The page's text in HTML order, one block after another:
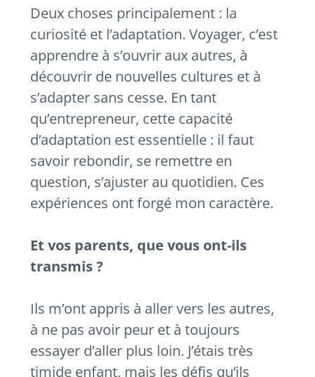
Deux choses principalement : la
curiosité et l’adaptation. Voyager, c’est
apprendre à s’ouvrir aux autres, à
découvrir de nouvelles cultures et à
s’adapter sans cesse. En tant
qu’entrepreneur, cette capacité
d’adaptation est essentielle : il faut
savoir rebondir, se remettre en
question, s’ajuster au quotidien. Ces
expériences ont forgé mon caractère.
Et vos parents, que vous ont-ils
transmis ?
Ils m’ont appris à aller vers les autres,
à ne pas avoir peur et à toujours
essayer d’aller plus loin. J’étais très
timide enfant, mais les défis qu’ils